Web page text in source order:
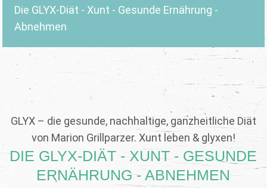
Die GLYX-Diät - Xunt - Gesunde Ernährung -
Abnehmen
GLYX – die gesunde, nachhaltige, ganzheitliche Diät
von Marion Grillparzer. Xunt leben & glyxen!
DIE GLYX-DIÄT - XUNT - GESUNDE
ERNÄHRUNG - ABNEHMEN